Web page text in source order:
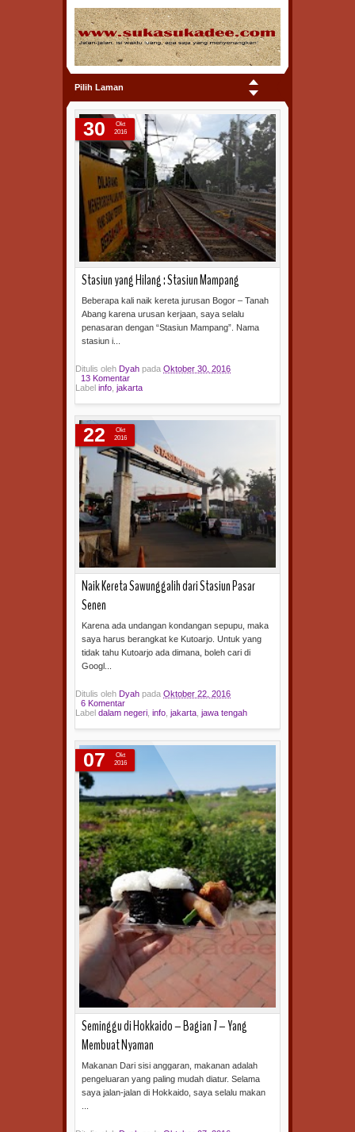
Pilih Laman
Stasiun yang Hilang : Stasiun Mampang
Beberapa kali naik kereta jurusan Bogor – Tanah
Abang karena urusan kerjaan, saya selalu
penasaran dengan “Stasiun Mampang”. Nama
stasiun i...
30
Okt
2016
Ditulis oleh Dyah pada Oktober 30, 2016
13 Komentar
Label info jakarta
Naik Kereta Sawunggalih dari Stasiun Pasar
Senen
Karena ada undangan kondangan sepupu, maka
saya harus berangkat ke Kutoarjo. Untuk yang
tidak tahu Kutoarjo ada dimana, boleh cari di
Googl...
22
Okt
2016
Ditulis oleh Dyah pada Oktober 22, 2016
6 Komentar
Label dalam negeri info jakarta jawa tengah
Seminggu di Hokkaido – Bagian 7 – Yang
Membuat Nyaman
Makanan Dari sisi anggaran, makanan adalah
pengeluaran yang paling mudah diatur. Selama
saya jalan-jalan di Hokkaido, saya selalu makan
...
07
Okt
2016